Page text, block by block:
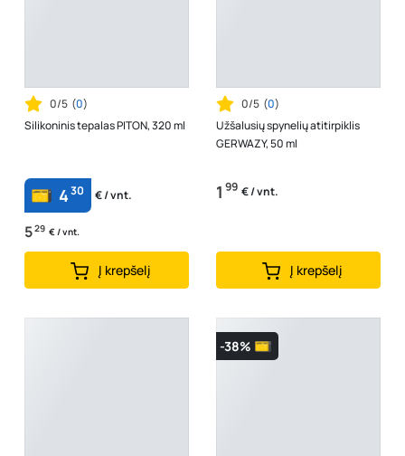
0/5 (0)
Silikoninis tepalas PITON, 320 ml
430 € / vnt.
529 € / vnt.
Į krepšelį
0/5 (0)
Užšalusių spynelių atitirpiklis
GERWAZY, 50 ml
1 99 € / vnt.
Į krepšelį
-38%